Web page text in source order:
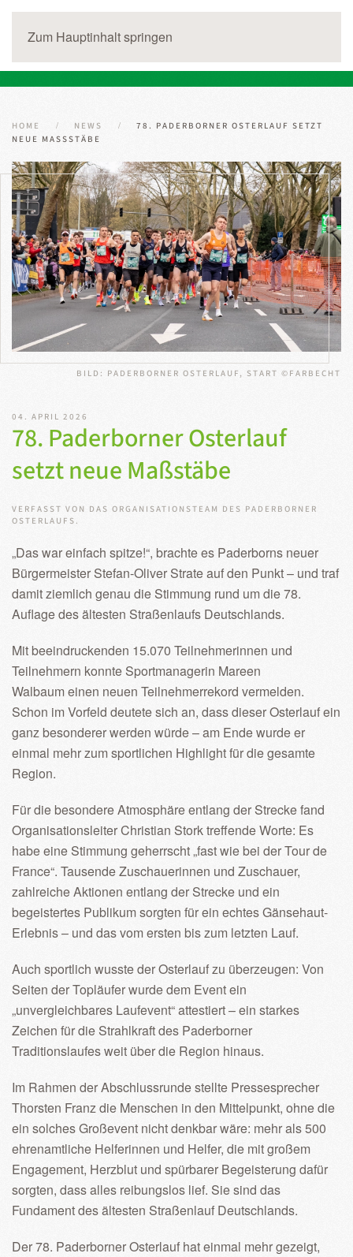
Zum Hauptinhalt springen
HOME NEWS
78. PADERBORNER OSTERLAUF SETZT
NEUE MASSSTÄBE
BILD: PADERBORNER OSTERLAUF, START ©FARBECHT
04. APRIL 2026
78. Paderborner Osterlauf
setzt neue Maßstäbe
VERFASST VON DAS ORGANISATIONSTEAM DES PADERBORNER
OSTERLAUFS.
„Das war einfach spitze!“, brachte es Paderborns neuer
Bürgermeister Stefan-Oliver Strate auf den Punkt – und traf
damit ziemlich genau die Stimmung rund um die 78.
Auflage des ältesten Straßenlaufs Deutschlands.
Mit beeindruckenden 15.070 Teilnehmerinnen und
Teilnehmern konnte Sportmanagerin Mareen
Walbaum einen neuen Teilnehmerrekord vermelden.
Schon im Vorfeld deutete sich an, dass dieser Osterlauf ein
ganz besonderer werden würde – am Ende wurde er
einmal mehr zum sportlichen Highlight für die gesamte
Region.
Für die besondere Atmosphäre entlang der Strecke fand
Organisationsleiter Christian Stork treffende Worte: Es
habe eine Stimmung geherrscht „fast wie bei der Tour de
France“. Tausende Zuschauerinnen und Zuschauer,
zahlreiche Aktionen entlang der Strecke und ein
begeistertes Publikum sorgten für ein echtes Gänsehaut-
Erlebnis – und das vom ersten bis zum letzten Lauf.
Auch sportlich wusste der Osterlauf zu überzeugen: Von
Seiten der Topläufer wurde dem Event ein
„unvergleichbares Laufevent“ attestiert – ein starkes
Zeichen für die Strahlkraft des Paderborner
Traditionslaufes weit über die Region hinaus.
Im Rahmen der Abschlussrunde stellte Pressesprecher
Thorsten Franz die Menschen in den Mittelpunkt, ohne die
ein solches Großevent nicht denkbar wäre: mehr als 500
ehrenamtliche Helferinnen und Helfer, die mit großem
Engagement, Herzblut und spürbarer Begeisterung dafür
sorgten, dass alles reibungslos lief. Sie sind das
Fundament des ältesten Straßenlauf Deutschlands.
Der 78. Paderborner Osterlauf hat einmal mehr gezeigt,